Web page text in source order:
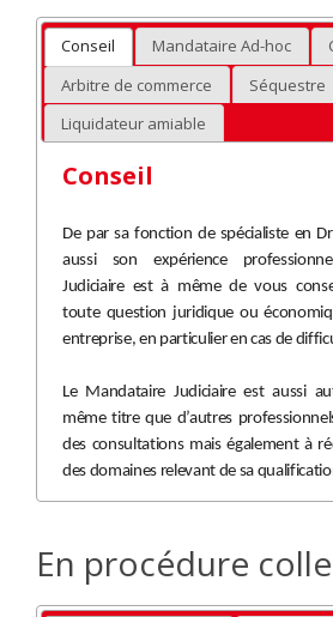
Conseil Mandataire Ad-hoc
Arbitre de commerce
Séquestre
Liquidateur amiable
Conseil
De par sa fonction de spécialiste en
aussi son expérience
Judiciaire est à même de vous
toute question juridique ou
entreprise, en particulier en cas de
Le Mandataire Judiciaire est aussi
même titre que d’autres
des consultations mais également à
des domaines relevant de sa
En procédure